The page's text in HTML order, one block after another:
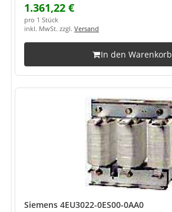
1.361,22 €
pro 1 Stück
inkl. MwSt. zzgl. Versand
In den Warenkorb
Siemens 4EU3022-0ES00-0AA0